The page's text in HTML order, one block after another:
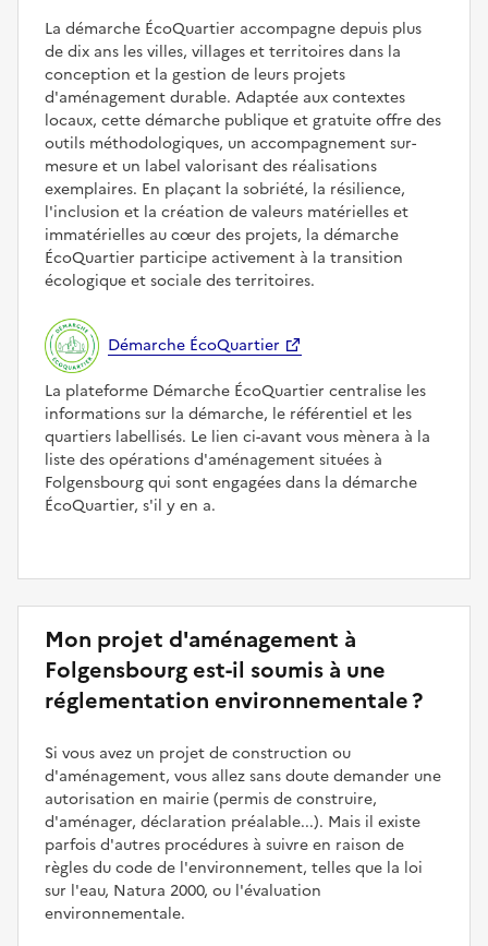
La démarche ÉcoQuartier accompagne depuis plus
de dix ans les villes, villages et territoires dans la
conception et la gestion de leurs projets
d'aménagement durable. Adaptée aux contextes
locaux, cette démarche publique et gratuite offre des
outils méthodologiques, un accompagnement sur-
mesure et un label valorisant des réalisations
exemplaires. En plaçant la sobriété, la résilience,
l'inclusion et la création de valeurs matérielles et
immatérielles au cœur des projets, la démarche
ÉcoQuartier participe activement à la transition
écologique et sociale des territoires.
Démarche ÉcoQuartier
La plateforme Démarche ÉcoQuartier centralise les
informations sur la démarche, le référentiel et les
quartiers labellisés. Le lien ci-avant vous mènera à la
liste des opérations d'aménagement situées à
Folgensbourg qui sont engagées dans la démarche
ÉcoQuartier, s'il y en a.
Mon projet d'aménagement à
Folgensbourg est-il soumis à une
réglementation environnementale ?
Si vous avez un projet de construction ou
d'aménagement, vous allez sans doute demander une
autorisation en mairie (permis de construire,
d'aménager, déclaration préalable...). Mais il existe
parfois d'autres procédures à suivre en raison de
règles du code de l'environnement, telles que la loi
sur l'eau, Natura 2000, ou l'évaluation
environnementale.